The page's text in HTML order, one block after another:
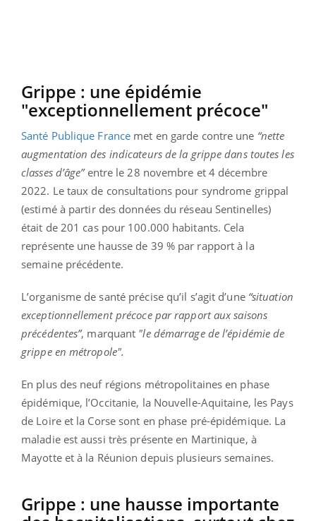
Grippe : une épidémie
"exceptionnellement précoce"
Santé Publique France met en garde contre une “nette
augmentation des indicateurs de la grippe dans toutes les
classes d’âge”entre le 28 novembre et 4 décembre
2022. Le taux de consultations pour syndrome grippal
(estimé à partir des données du réseau Sentinelles)
était de 201 cas pour 100.000 habitants. Cela
représente une hausse de 39 % par rapport à la
semaine précédente.
L’organisme de santé précise qu’il s’agit d’une “situation
exceptionnellement précoce par rapport aux saisons
précédentes”, marquant "le démarrage de l’épidémie de
grippe en métropole".
En plus des neuf régions métropolitaines en phase
épidémique, l’Occitanie, la Nouvelle-Aquitaine, les Pays
de Loire et la Corse sont en phase pré-épidémique. La
maladie est aussi très présente en Martinique, à
Mayotte et à la Réunion depuis plusieurs semaines.
Grippe : une hausse importante